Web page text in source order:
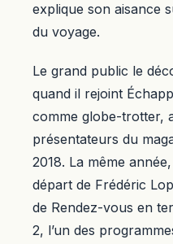
explique son aisance
du voyage.
Le grand public le
quand il rejoint
comme globe-trotter,
présentateurs du
2018. La même
départ de Frédéric
de Rendez-vous en
2, l’un des